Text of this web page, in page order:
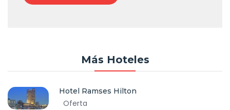
Más Hoteles
Hotel Ramses Hilton
Oferta